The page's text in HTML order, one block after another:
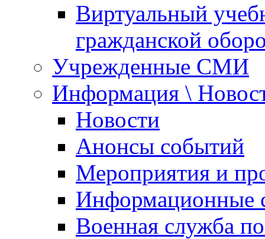
Виртуальный
гражданской
Учрежденные СМИ
Информация \
Новости
Анонсы событий
Мероприятия и
Информационные
Военная служба